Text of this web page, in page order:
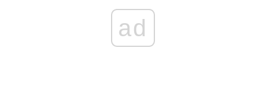
ad